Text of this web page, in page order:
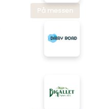
På messen